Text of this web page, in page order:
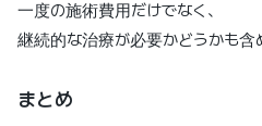
一度の施術費用だけでなく、
継続的な治療が必要かどうかも含
まとめ